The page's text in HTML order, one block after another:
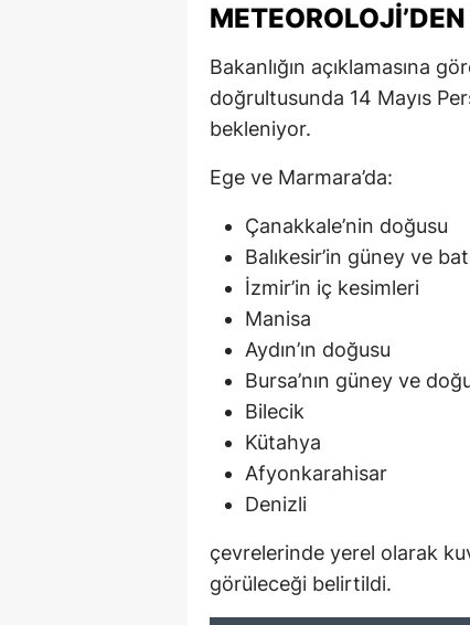
Bakanlığın açıklamasına
doğrultusunda 14 Mayıs
bekleniyor.
Ege ve Marmara’da:
Çanakkale’nin doğusu
Balıkesir’in güney ve
İzmir’in iç kesimleri
Manisa
Aydın’ın doğusu
Bursa’nın güney ve
Bilecik
Kütahya
Afyonkarahisar
Denizli
çevrelerinde yerel olarak
görüleceği belirtildi.